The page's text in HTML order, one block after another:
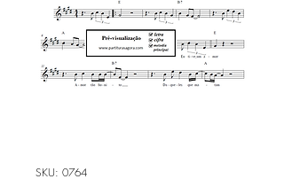
SKU: 0764